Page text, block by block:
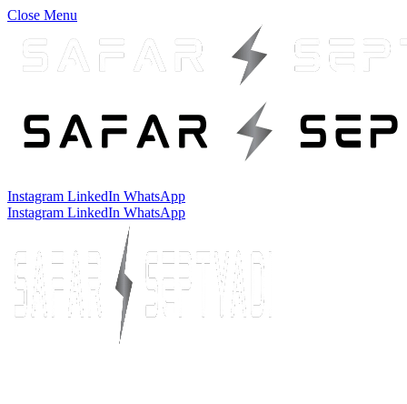
Close Menu
Instagram LinkedIn WhatsApp
Instagram LinkedIn WhatsApp